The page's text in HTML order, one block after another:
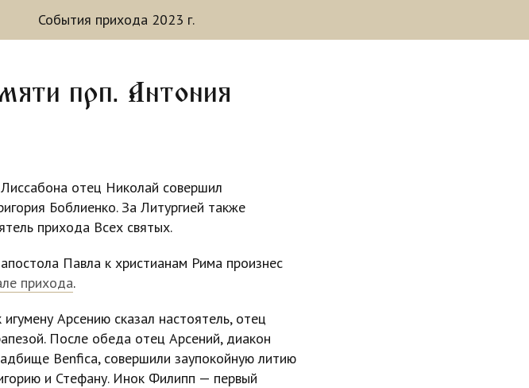
События прихода 2023 г.
прп. Антония
отец Николай совершил
Боблиенко. За Литургией также
прихода Всех святых.
Павла к христианам Рима произнес
прихода.
Арсению сказал настоятель, отец
После обеда отец Арсений, диакон
Benfica, совершили заупокойную литию
и Стефану. Инок Филипп — первый